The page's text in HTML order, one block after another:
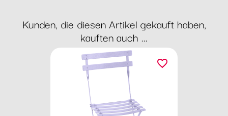
Kunden, die diesen Artikel gekauft haben,
kauften auch ...
favorite_border